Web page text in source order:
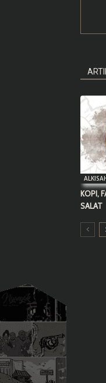
KOPI,
SALAT